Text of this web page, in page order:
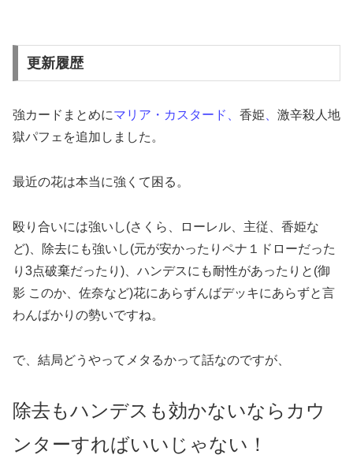
更新履歴
強カードまとめにマリア・カスタード 香姫
激辛殺人地
獄パフェを追加しました。
最近の花は本当に強くて困る。
殴り合いには強いし(さくら、ローレル、主従、香姫な
ど)、除去にも強いし(元が安かったりペナ１ドローだった
り3点破棄だったり)、ハンデスにも耐性があったりと(御
影 このか、佐奈など)花にあらずんばデッキにあらずと言
わんばかりの勢いですね。
で、結局どうやってメタるかって話なのですが、
除去もハンデスも効かないならカウ
ンターすればいいじゃない！